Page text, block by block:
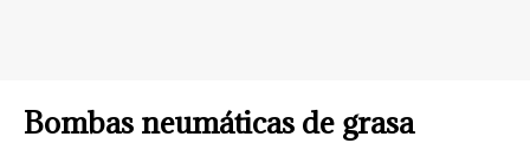
Bombas neumáticas de grasa